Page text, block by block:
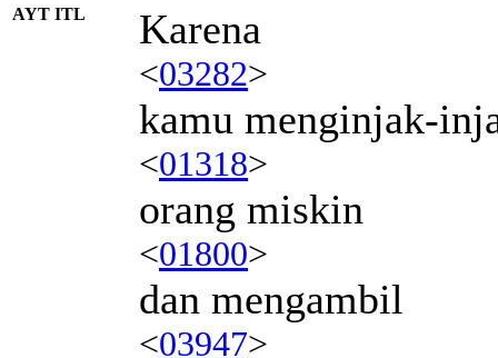
AYT ITL Karena
<03282>
kamu menginjak-
<01318>
orang miskin
<01800>
dan mengambil
<03947>